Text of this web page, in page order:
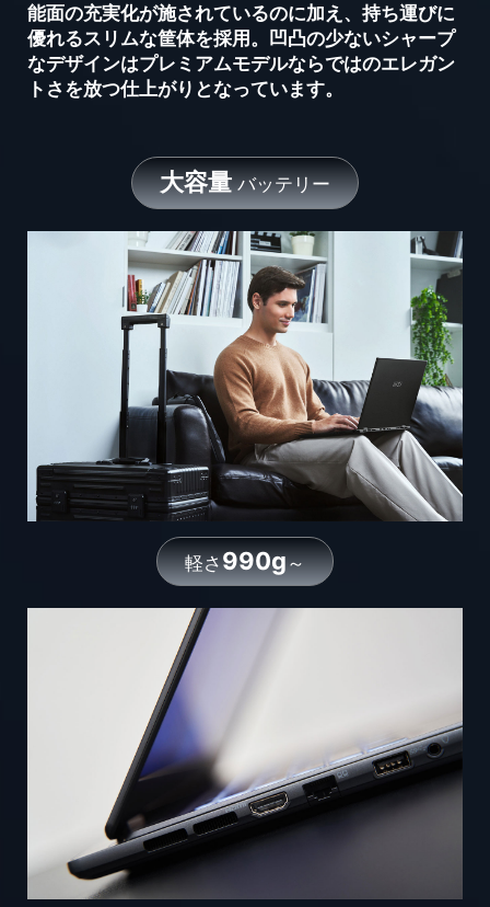
能面の充実化が施されているのに加え、持ち運びに
優れるスリムな筐体を採用。凹凸の少ないシャープ
なデザインはプレミアムモデルならではのエレガン
トさを放つ仕上がりとなっています。
大容量バッテリー
軽さ990g～